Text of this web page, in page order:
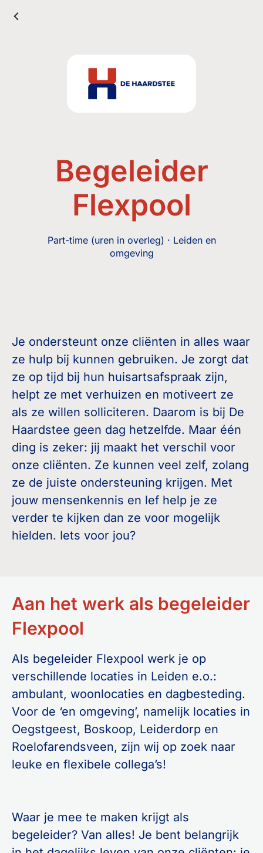
Begeleider
Flexpool
Part-time (uren in overleg) · Leiden en
omgeving
Je ondersteunt onze cliënten in alles waar
ze hulp bij kunnen gebruiken. Je zorgt dat
ze op tijd bij hun huisartsafspraak zijn,
helpt ze met verhuizen en motiveert ze
als ze willen solliciteren. Daarom is bij De
Haardstee geen dag hetzelfde. Maar één
ding is zeker: jij maakt het verschil voor
onze cliënten. Ze kunnen veel zelf, zolang
ze de juiste ondersteuning krijgen. Met
jouw mensenkennis en lef help je ze
verder te kijken dan ze voor mogelijk
hielden. Iets voor jou?
Aan het werk als begeleider
Flexpool
Als begeleider Flexpool werk je op
verschillende locaties in Leiden e.o.:
ambulant, woonlocaties en dagbesteding.
Voor de ‘en omgeving’, namelijk locaties in
Oegstgeest, Boskoop, Leiderdorp en
Roelofarendsveen, zijn wij op zoek naar
leuke en flexibele collega’s!
Waar je mee te maken krijgt als
begeleider? Van alles! Je bent belangrijk